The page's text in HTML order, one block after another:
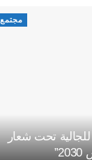
مجتمع
تحت شعار